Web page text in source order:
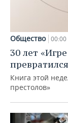
Общество 00:00
30 лет
Книга этой
престолов»